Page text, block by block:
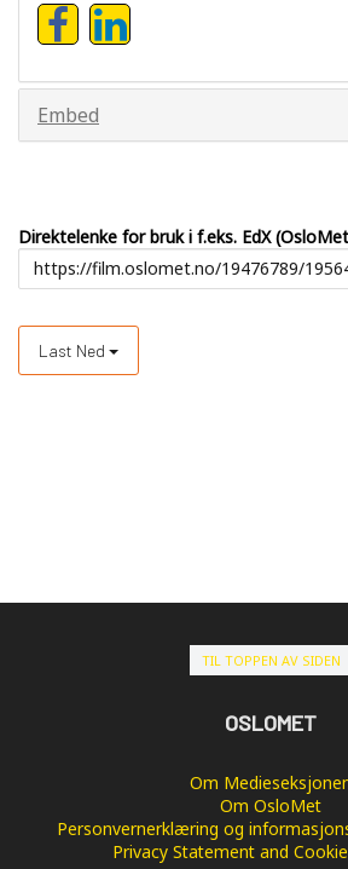
Embed
Direktelenke for bruk i f.eks. EdX
Last Ned
TIL TOPPEN AV SIDEN
OSLOMET
Om
Om OsloMet
Personvernerklæring og
Privacy Statement and